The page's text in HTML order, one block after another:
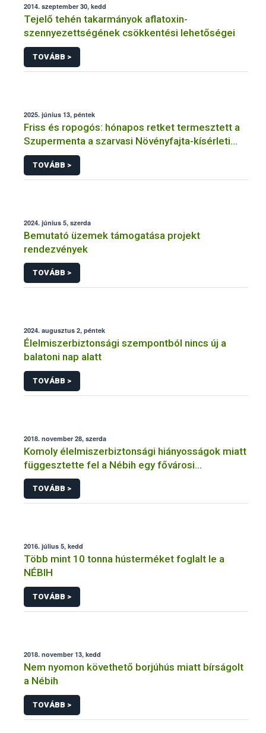
2014. szeptember 30, kedd
Tejelő tehén takarmányok aflatoxin-
szennyezettségének csökkentési lehetőségei
TOVÁBB >
2025. június 13, péntek
Friss és ropogós: hónapos retket termesztett a
Szupermenta a szarvasi Növényfajta-kísérleti
Állomáson
TOVÁBB >
2024. június 5, szerda
Bemutató üzemek támogatása projekt
rendezvények
TOVÁBB >
2024. augusztus 2, péntek
Élelmiszerbiztonsági szempontból nincs új a
balatoni nap alatt
TOVÁBB >
2018. november 28, szerda
Komoly élelmiszerbiztonsági hiányosságok miatt
függesztette fel a Nébih egy fővárosi
cukrászüzem működését
TOVÁBB >
2016. július 5, kedd
Több mint 10 tonna hústerméket foglalt le a
NÉBIH
TOVÁBB >
2018. november 13, kedd
Nem nyomon követhető borjúhús miatt bírságolt
a Nébih
TOVÁBB >